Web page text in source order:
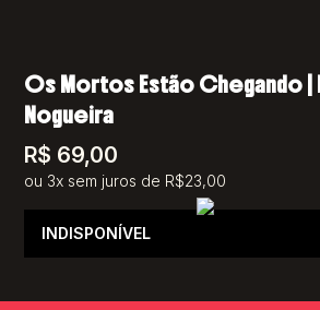
Os Mortos Estão Chegando |
Nogueira
R$ 69,00
ou 3x sem juros de R$23,00
INDISPONÍVEL